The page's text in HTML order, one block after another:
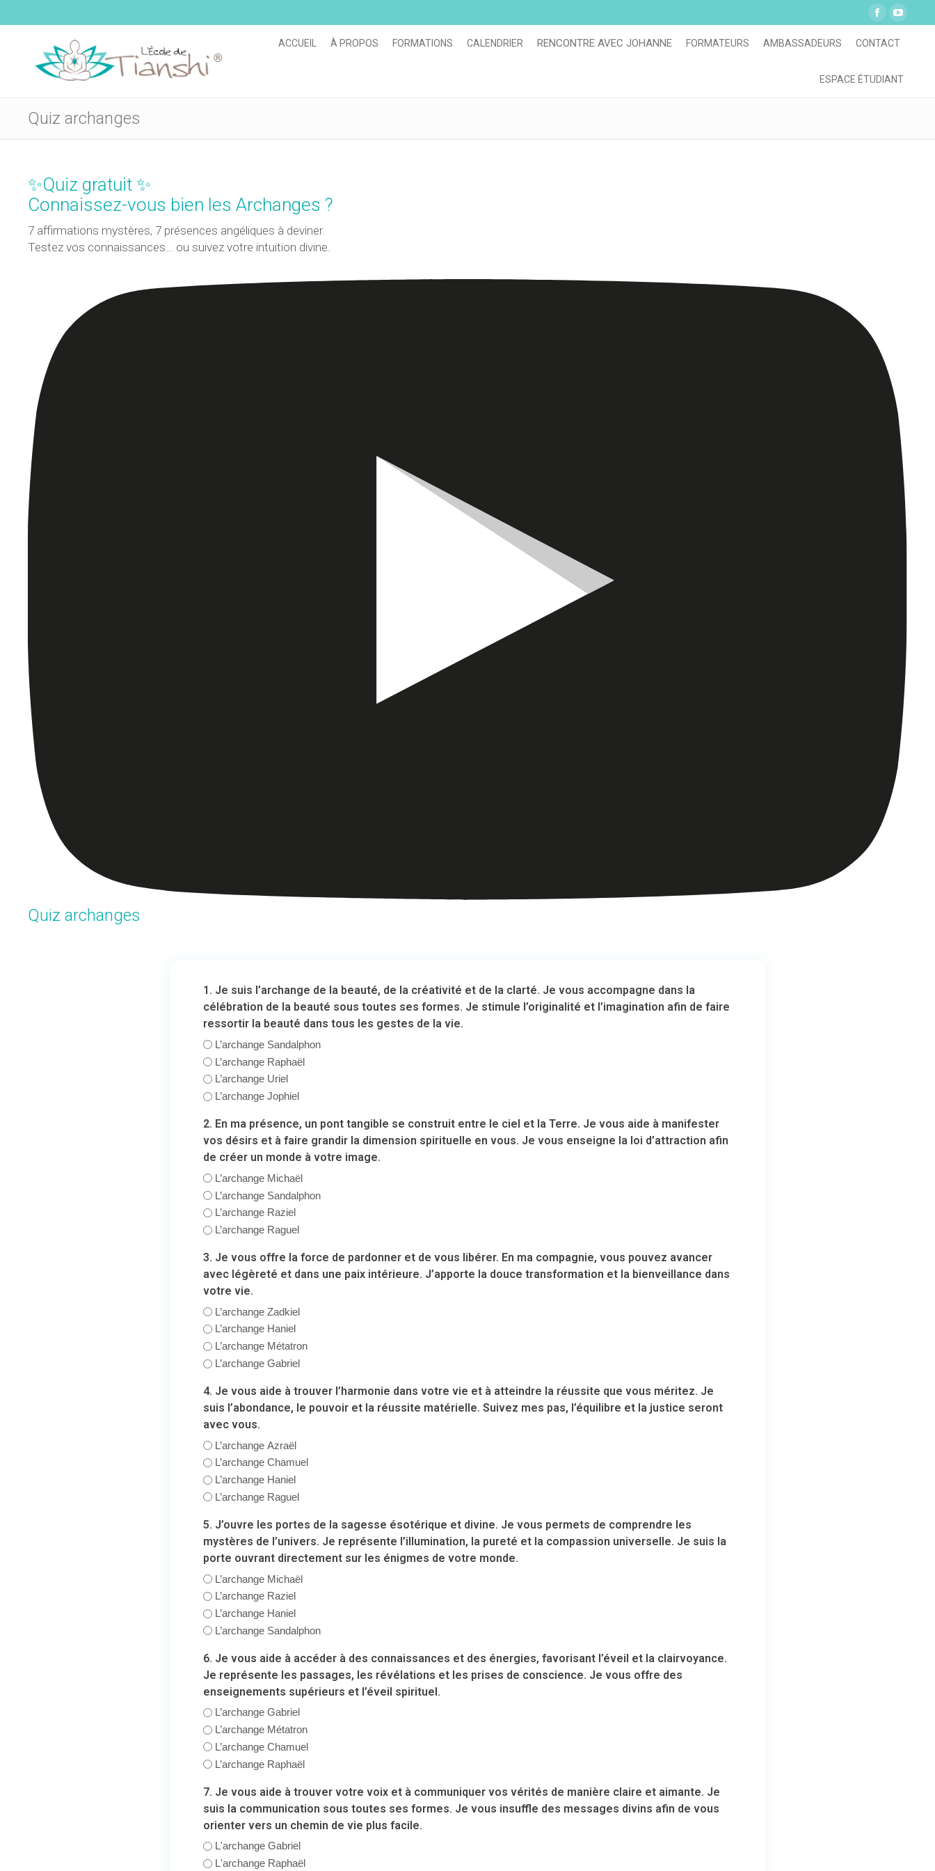
Facebook
page
in
page
in
ACCUEIL À PROPOS FORMATIONS CALENDRIER RENCONTRE AVEC JOHANNE FORMATEURS AMBASSADEURS CONTACT
ESPACE ÉTUDIANT
Quiz archanges
✨Quiz gratuit ✨
Connaissez-vous bien les Archanges ?
7 affirmations mystères, 7 présences angéliques à deviner.
Testez vos connaissances… ou suivez votre intuition divine.
Quiz archanges
1. Je suis l’archange de la beauté, de la créativité et de la clarté. Je vous accompagne dans la
célébration de la beauté sous toutes ses formes. Je stimule l’originalité et l’imagination afin de faire
ressortir la beauté dans tous les gestes de la vie.
L’archange Sandalphon
L’archange Raphaël
L’archange Uriel
L’archange Jophiel
2. En ma présence, un pont tangible se construit entre le ciel et la Terre. Je vous aide à manifester
vos désirs et à faire grandir la dimension spirituelle en vous. Je vous enseigne la loi d’attraction afin
de créer un monde à votre image.
L’archange Michaël
L’archange Sandalphon
L’archange Raziel
L’archange Raguel
3. Je vous offre la force de pardonner et de vous libérer. En ma compagnie, vous pouvez avancer
avec légèreté et dans une paix intérieure. J’apporte la douce transformation et la bienveillance dans
votre vie.
L’archange Zadkiel
L’archange Haniel
L’archange Métatron
L’archange Gabriel
4. Je vous aide à trouver l’harmonie dans votre vie et à atteindre la réussite que vous méritez. Je
suis l’abondance, le pouvoir et la réussite matérielle. Suivez mes pas, l’équilibre et la justice seront
avec vous.
L’archange Azraël
L’archange Chamuel
L’archange Haniel
L’archange Raguel
5. J’ouvre les portes de la sagesse ésotérique et divine. Je vous permets de comprendre les
mystères de l’univers. Je représente l’illumination, la pureté et la compassion universelle. Je suis la
porte ouvrant directement sur les énigmes de votre monde.
L’archange Michaël
L’archange Raziel
L’archange Haniel
L’archange Sandalphon
6. Je vous aide à accéder à des connaissances et des énergies, favorisant l’éveil et la clairvoyance.
Je représente les passages, les révélations et les prises de conscience. Je vous offre des
enseignements supérieurs et l’éveil spirituel.
L’archange Gabriel
L’archange Métatron
L’archange Chamuel
L’archange Raphaël
7. Je vous aide à trouver votre voix et à communiquer vos vérités de manière claire et aimante. Je
suis la communication sous toutes ses formes. Je vous insuffle des messages divins afin de vous
orienter vers un chemin de vie plus facile.
L'archange Gabriel
L'archange Raphaël